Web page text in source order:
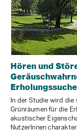
Hören und
In der Studie wird
Grünräumen für die
akustischer
NutzerInnen